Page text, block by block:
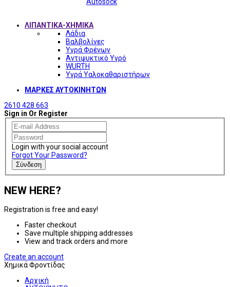
ΛΙΠΑΝΤΙΚΑ-ΧΗΜΙΚΑ
Λάδια
Βαλβολίνες
Υγρά Φρένων
Αντιψυκτικό Υγρό
WURTH
Υγρά Υαλοκαθαριστήρων
ΜΑΡΚΕΣ ΑΥΤΟΚΙΝΗΤΩΝ
2610 428 663
Sign in Or Register
Login with your social account
Forgot Your Password?
Σύνδεση
NEW HERE?
Registration is free and easy!
Faster checkout
Save multiple shipping addresses
View and track orders and more
Create an account
Χημικά Φροντίδας
Αρχική